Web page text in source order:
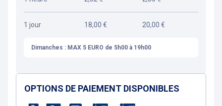
1 jour 18,00 € 20,00 €
Dimanches : MAX 5 EURO de 5h00 à 19h00
OPTIONS DE PAIEMENT DISPONIBLES